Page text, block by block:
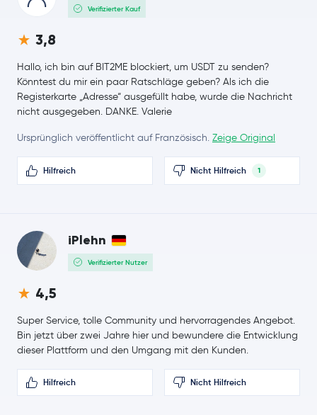
Polkadot DOT
Sui SUI
NEAR Protocol NEAR
Filecoin FIL
Aptos APT
Dash DASH
Verifizierter Kauf
3,8
Hallo, ich bin auf BIT2ME blockiert, um USDT zu senden?
Könntest du mir ein paar Ratschläge geben? Als ich die
Registerkarte „Adresse“ ausgefüllt habe, wurde die Nachricht
nicht ausgegeben. DANKE. Valerie
Ursprünglich veröffentlicht auf Französisch. Zeige Original
Hilfreich Nicht Hilfreich 1
iPlehn
Verifizierter Nutzer
4,5
Super Service, tolle Community und hervorragendes Angebot.
Bin jetzt über zwei Jahre hier und bewundere die Entwicklung
dieser Plattform und den Umgang mit den Kunden.
Hilfreich Nicht Hilfreich